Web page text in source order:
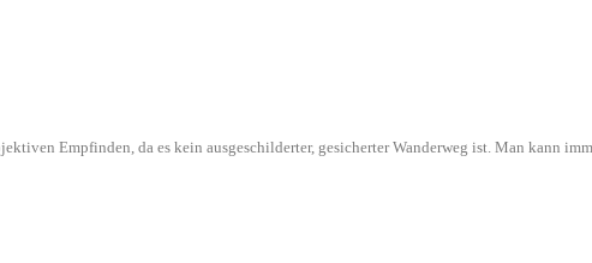
Empfinden, da es kein ausgeschilderter, gesicherter Wanderweg ist. Man kann